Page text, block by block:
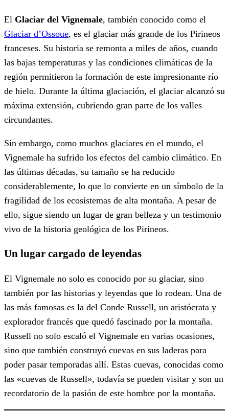
El Glaciar del Vignemale, también conocido como el
Glaciar d’Ossoue, es el glaciar más grande de los Pirineos
franceses. Su historia se remonta a miles de años, cuando
las bajas temperaturas y las condiciones climáticas de la
región permitieron la formación de este impresionante río
de hielo. Durante la última glaciación, el glaciar alcanzó su
máxima extensión, cubriendo gran parte de los valles
circundantes.
Sin embargo, como muchos glaciares en el mundo, el
Vignemale ha sufrido los efectos del cambio climático. En
las últimas décadas, su tamaño se ha reducido
considerablemente, lo que lo convierte en un símbolo de la
fragilidad de los ecosistemas de alta montaña. A pesar de
ello, sigue siendo un lugar de gran belleza y un testimonio
vivo de la historia geológica de los Pirineos.
Un lugar cargado de leyendas
El Vignemale no solo es conocido por su glaciar, sino
también por las historias y leyendas que lo rodean. Una de
las más famosas es la del Conde Russell, un aristócrata y
explorador francés que quedó fascinado por la montaña.
Russell no solo escaló el Vignemale en varias ocasiones,
sino que también construyó cuevas en sus laderas para
poder pasar temporadas allí. Estas cuevas, conocidas como
las «cuevas de Russell», todavía se pueden visitar y son un
recordatorio de la pasión de este hombre por la montaña.